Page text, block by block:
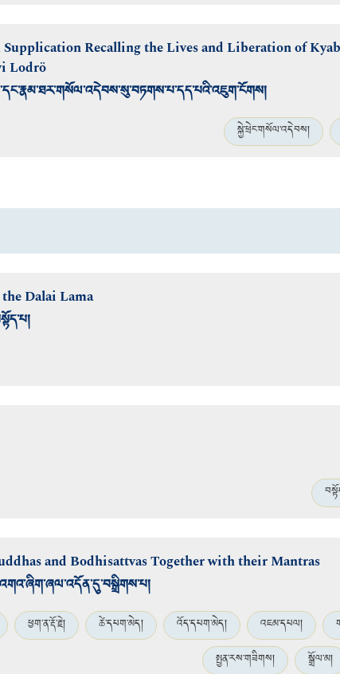
Supplication Recalling the Lives and Liberation of
Lodrö
སྐྱེ་ཕྲེང་གསོལ་འདེབས།
Dalai Lama
and Bodhisattvas Together with their Mantras
ཕྱག་ན་རྡོ་རྗེ། ཚེ་དཔག་མེད། འོད་དཔག་མེད། འཇམ་དཔལ།
སྤྱན་རས་གཟིགས།
སྒྲོལ་མ།